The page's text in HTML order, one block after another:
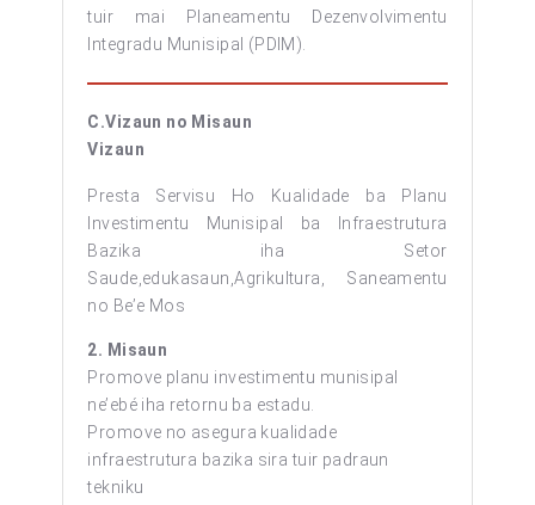
tuir mai Planeamentu Dezenvolvimentu
Integradu Munisipal (PDIM).
C.Vizaun no Misaun
Vizaun
Presta Servisu Ho Kualidade ba Planu
Investimentu Munisipal ba Infraestrutura
Bazika iha Setor
Saude,edukasaun,Agrikultura, Saneamentu
no Be’e Mos
2. Misaun
Promove planu investimentu munisipal
ne’ebé iha retornu ba estadu.
Promove no asegura kualidade
infraestrutura bazika sira tuir padraun
tekniku